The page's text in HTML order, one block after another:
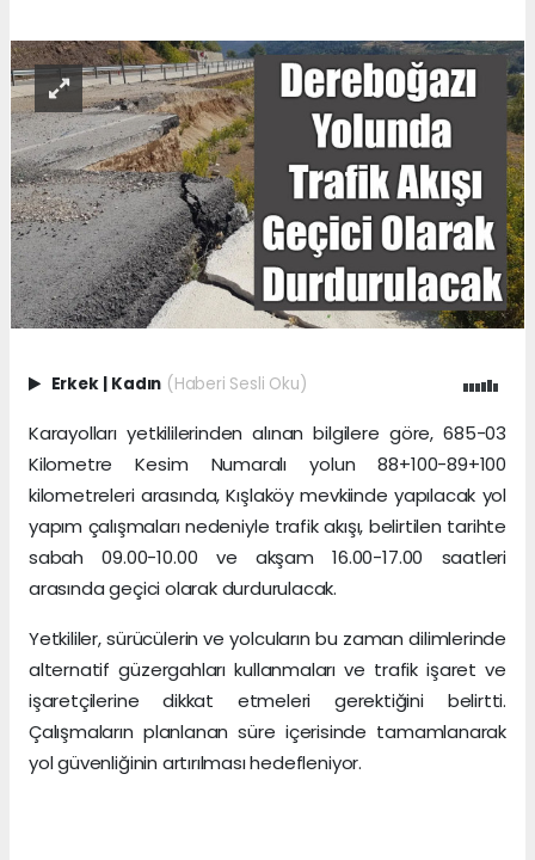
Erkek Kadın (Haberi Sesli Oku)
Karayolları yetkililerinden alınan bilgilere göre, 685-03
Kilometre Kesim Numaralı yolun 88+100-89+100
kilometreleri arasında, Kışlaköy mevkiinde yapılacak yol
yapım çalışmaları nedeniyle trafik akışı, belirtilen tarihte
sabah 09.00-10.00 ve akşam 16.00-17.00 saatleri
arasında geçici olarak durdurulacak.
Yetkililer, sürücülerin ve yolcuların bu zaman dilimlerinde
alternatif güzergahları kullanmaları ve trafik işaret ve
işaretçilerine dikkat etmeleri gerektiğini belirtti.
Çalışmaların planlanan süre içerisinde tamamlanarak
yol güvenliğinin artırılması hedefleniyor.